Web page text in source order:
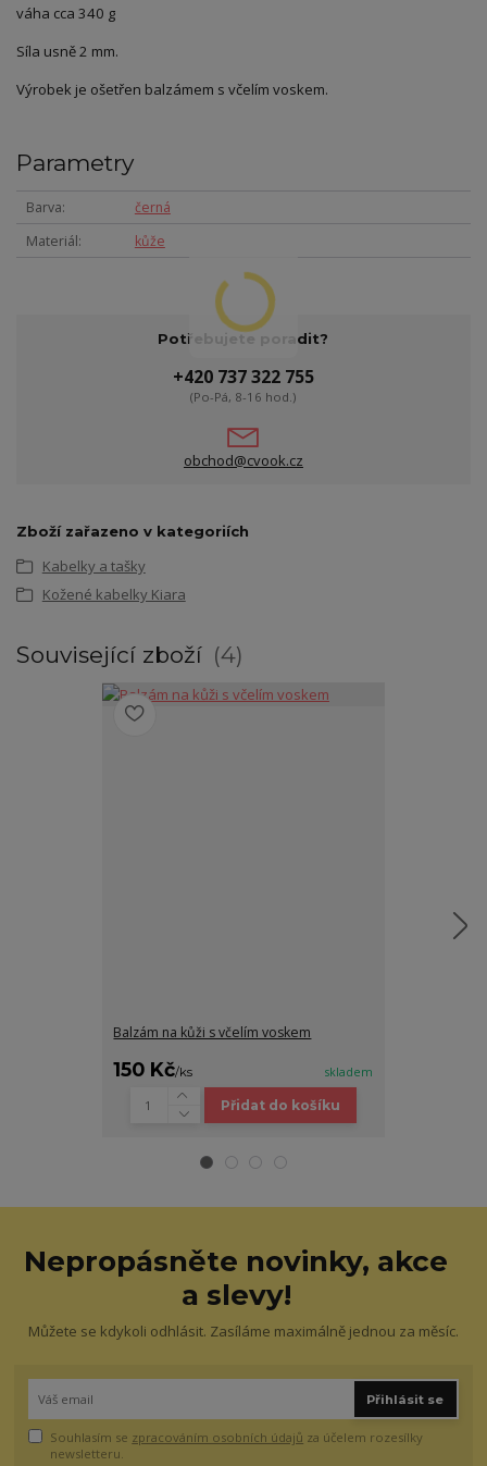
váha cca 340 g
Síla usně 2 mm.
Výrobek je ošetřen balzámem s včelím voskem.
Parametry
Barva
černá
Materiál
kůže
Potřebujete poradit?
+420 737 322 755
(Po-Pá, 8-16 hod.)
obchod@cvook.cz
Zboží zařazeno v kategoriích
Kabelky a tašky
Kožené kabelky Kiara
Související zboží 4
Balzám na kůži s včelím voskem
150 Kč/ks skladem
Přidat do košíku
Nepropásněte novinky, akce
a slevy!
Můžete se kdykoli odhlásit. Zasíláme maximálně jednou za měsíc.
Přihlásit se
Souhlasím se zpracováním osobních údajů za účelem rozesílky
newsletteru.